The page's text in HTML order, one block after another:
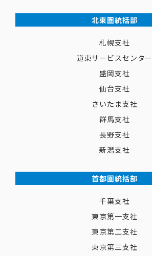
北東圏統括部
札幌支社
道東サービスセンター
盛岡支社
仙台支社
さいたま支社
群馬支社
長野支社
新潟支社
首都圏統括部
千葉支社
東京第一支社
東京第二支社
東京第三支社